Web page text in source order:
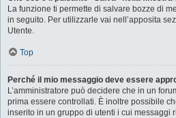
La funzione ti permette di salvare bozze di
in seguito. Per utilizzarle vai nell’apposita
Utente.
Top
Perché il mio messaggio deve essere
L’amministratore può decidere che in un
prima essere controllati. È inoltre possibile
inserito in un gruppo di utenti i cui messaggi